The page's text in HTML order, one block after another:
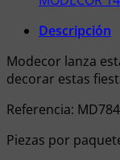
Descripción
Modecor lanza
decorar estas
Referencia:
Piezas por